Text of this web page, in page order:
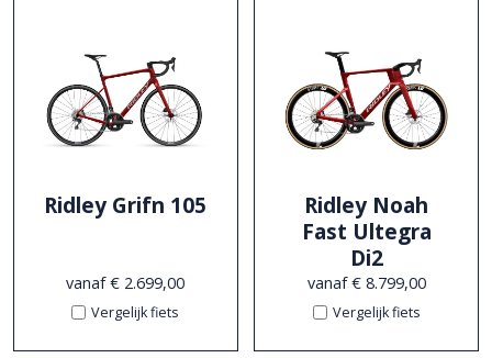
Ridley Grifn 105
vanaf € 2.699,00
Vergelijk fiets
Ridley Noah
Fast Ultegra
Di2
vanaf € 8.799,00
Vergelijk fiets